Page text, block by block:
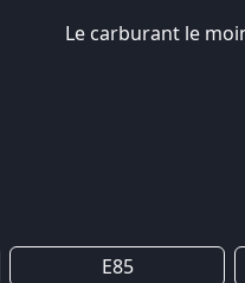
Le carburant le
E85